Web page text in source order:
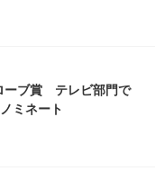
ーブ賞 テレビ部門で
ミネート